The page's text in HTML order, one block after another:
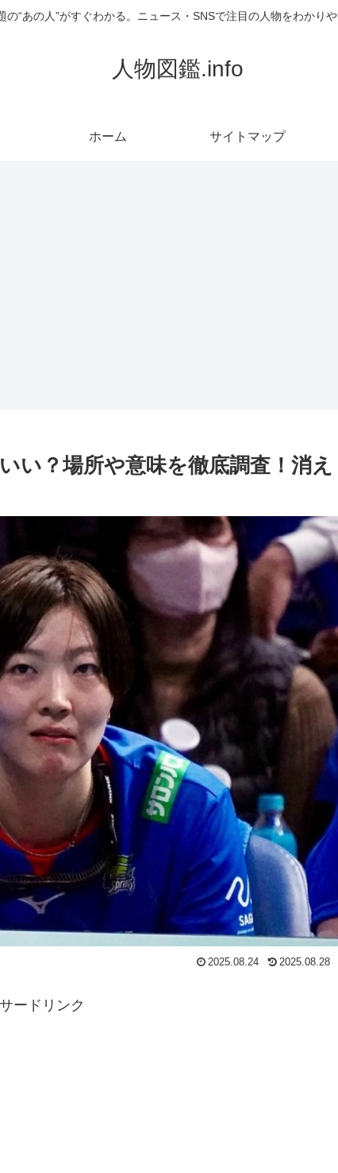
の“あの人”がすぐわかる。ニュース・SNSで注目の人物をわかりや
人物図鑑.info
ホーム サイトマップ
い？場所や意味を徹底調査！消え
2025.08.24 2025.08.28
ードリンク